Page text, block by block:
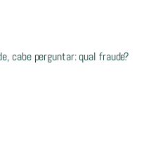
cabe perguntar: qual fraude?